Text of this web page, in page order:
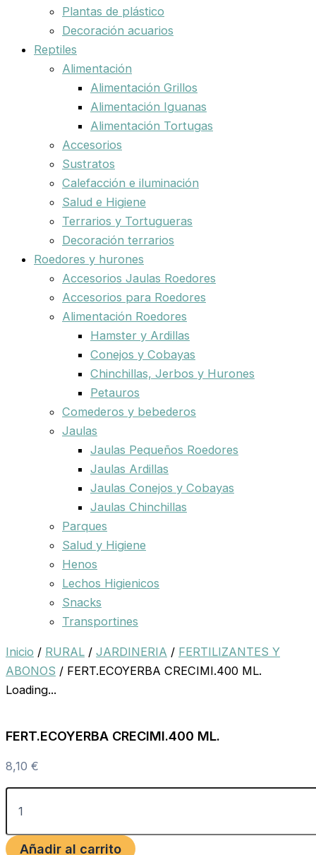
Plantas de plástico
Decoración acuarios
Reptiles
Alimentación
Alimentación Grillos
Alimentación Iguanas
Alimentación Tortugas
Accesorios
Sustratos
Calefacción e iluminación
Salud e Higiene
Terrarios y Tortugueras
Decoración terrarios
Roedores y hurones
Accesorios Jaulas Roedores
Accesorios para Roedores
Alimentación Roedores
Hamster y Ardillas
Conejos y Cobayas
Chinchillas, Jerbos y Hurones
Petauros
Comederos y bebederos
Jaulas
Jaulas Pequeños Roedores
Jaulas Ardillas
Jaulas Conejos y Cobayas
Jaulas Chinchillas
Parques
Salud y Higiene
Henos
Lechos Higienicos
Snacks
Transportines
Inicio / RURAL / JARDINERIA / FERTILIZANTES Y
ABONOS / FERT.ECOYERBA CRECIMI.400 ML.
Loading...
FERT.ECOYERBA CRECIMI.400 ML.
8,10 €
Añadir al carrito